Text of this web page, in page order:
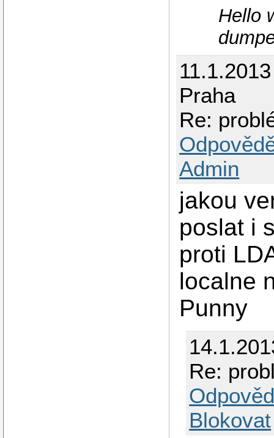
Hello
Praha
Re:
Admin
jakou
poslat i
proti
localne
Punny
Re:
Blokovat